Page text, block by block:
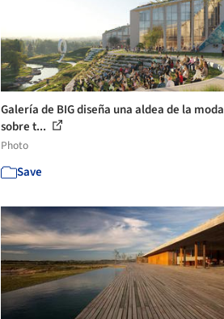
Galería de BIG diseña una aldea de la
sobre t...
Photo
Save